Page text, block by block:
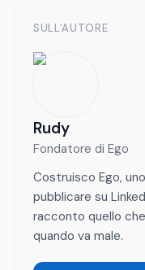
SULL'AUTORE
Rudy
Fondatore di Ego
Costruisco Ego,
pubblicare su
racconto quello
quando va male.